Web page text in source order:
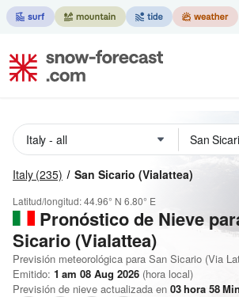
Italy (235) San Sicario (Vialattea)
Latitud/longitud:44.96° N 6.80° E
Pronóstico de Nieve
Sicario (Vialattea)
Previsión meteorológica para San Sicario (Via
Emitido: 1 am 08 Aug 2026 (hora local)
Previsión de nieve actualizada en 03hora 58